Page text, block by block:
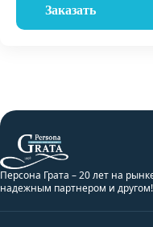
Заказать
Персона Грата – 20 лет на
надежным партнером и другом!